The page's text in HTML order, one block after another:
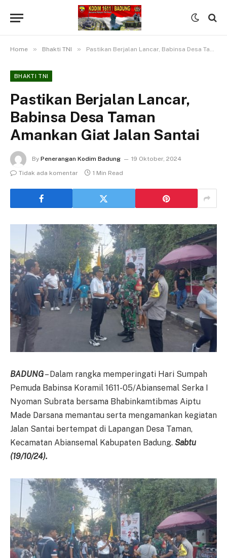
Home » Bhakti TNI » Pastikan Berjalan Lancar, Babinsa Desa Taman Amankan Giat Jalan Santai
BHAKTI TNI
Pastikan Berjalan Lancar,
Babinsa Desa Taman
Amankan Giat Jalan Santai
By Penerangan Kodim Badung
19 Oktober, 2024
Tidak ada komentar
1 Min Read
BADUNG– Dalam rangka memperingati Hari Sumpah
Pemuda Babinsa Koramil 1611-05/Abiansemal Serka I
Nyoman Subrata bersama Bhabinkamtibmas Aiptu
Made Darsana memantau serta mengamankan kegiatan
Jalan Santai bertempat di Lapangan Desa Taman,
Kecamatan Abiansemal Kabupaten Badung. Sabtu
(19/10/24).